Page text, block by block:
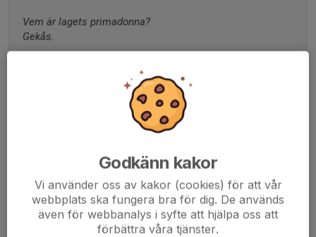
Vem är lagets primadonna?
Gekås.
Vem vinner poängligan i laget 2019/20?
Vem i laget är jobbigast att möta?
Om du hamnade på en öde ö med en i laget, vem skulle du
ta med dig?
Godkänn kakor
Vi använder oss av kakor (cookies) för att vår
webbplats ska fungera bra för dig. De används
även för webbanalys i syfte att hjälpa oss att
förbättra våra tjänster.